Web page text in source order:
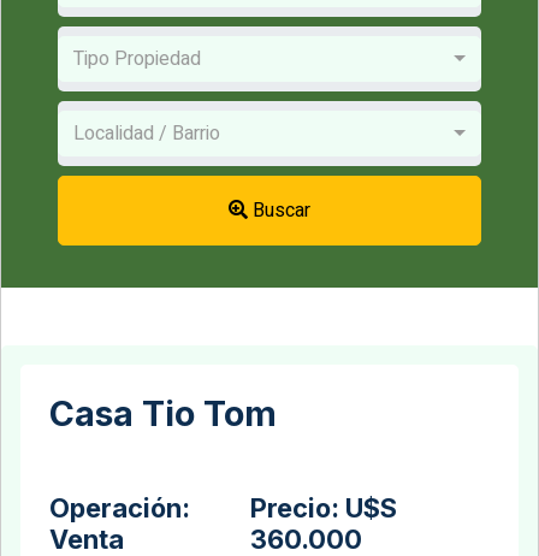
Tipo Propiedad
Localidad / Barrio
Buscar
Casa Tio Tom
Operación:
Venta
Precio: U$S
360.000